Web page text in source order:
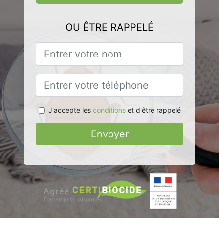
OU ÊTRE RAPPELÉ
J'accepte les conditionset d'être rappelé
Envoyer